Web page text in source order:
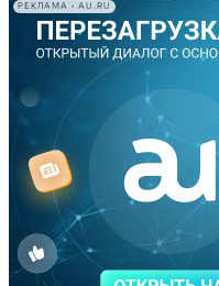
РЕКЛАМА • AU.RU